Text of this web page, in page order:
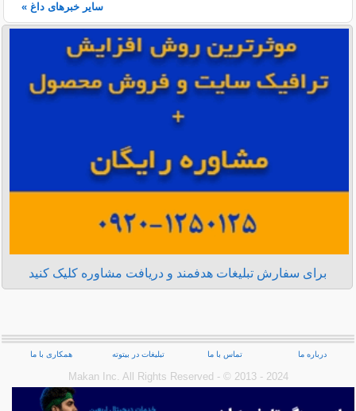
سایر خبرهای داغ »
برای سفارش تبلیغات هدفمند و دریافت مشاوره کلیک کنید
درباره ما تماس با ما تبلیغات در بیتوته همکاری با ما
Makan Inc.‎ All Rights Reserved - © 2013 - 2024